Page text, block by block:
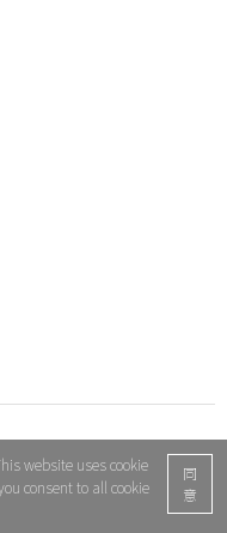
同
意
website uses cookie
consent to all cookie